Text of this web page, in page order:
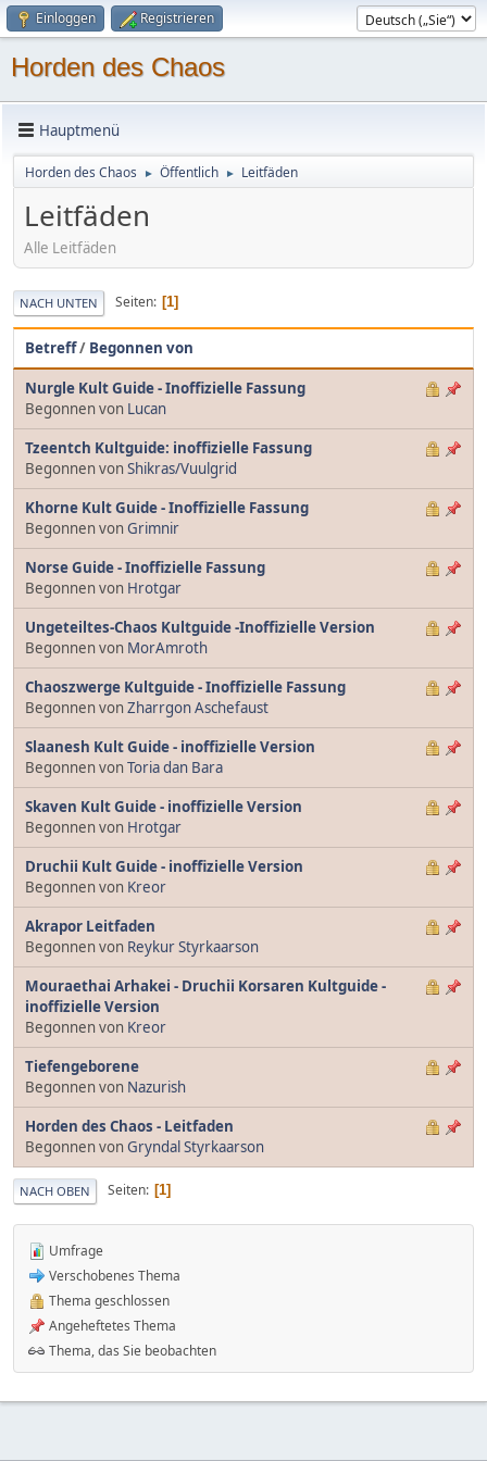
Einloggen Registrieren
Horden des Chaos
Hauptmenü
Horden des Chaos ► Öffentlich ► Leitfäden
Leitfäden
Alle Leitfäden
NACH UNTEN Seiten 1
Betreff/ Begonnen von
Nurgle Kult Guide - Inoffizielle Fassung
Begonnen von Lucan
Tzeentch Kultguide: inoffizielle Fassung
Begonnen vonShikras/Vuulgrid
Khorne Kult Guide - Inoffizielle Fassung
Begonnen vonGrimnir
Norse Guide - Inoffizielle Fassung
Begonnen von Hrotgar
Ungeteiltes-Chaos Kultguide -Inoffizielle Version
Begonnen von MorAmroth
Chaoszwerge Kultguide - Inoffizielle Fassung
Begonnen vonZharrgon Aschefaust
Slaanesh Kult Guide - inoffizielle Version
Begonnen vonToria dan Bara
Skaven Kult Guide - inoffizielle Version
Begonnen von Hrotgar
Druchii Kult Guide - inoffizielle Version
Begonnen von Kreor
Akrapor Leitfaden
Begonnen von Reykur Styrkaarson
Mouraethai Arhakei - Druchii Korsaren Kultguide -
inoffizielle Version
Begonnen von Kreor
Tiefengeborene
Begonnen von Nazurish
Horden des Chaos - Leitfaden
Begonnen vonGryndal Styrkaarson
NACH OBEN Seiten 1
Umfrage
Verschobenes Thema
Thema geschlossen
Angeheftetes Thema
Thema, das Sie beobachten